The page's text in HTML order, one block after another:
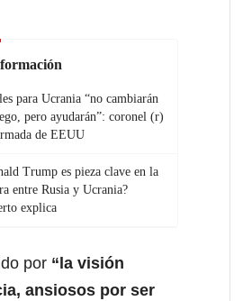
para Ucrania “no cambiarán
pero ayudarán”: coronel (r)
de EEUU
Trump es pieza clave en la
entre Rusia y Ucrania?
explica
por “la visión
, ansiosos por ser